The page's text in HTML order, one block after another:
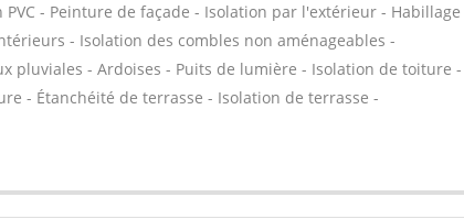
- Peinture de façade - Isolation par l'extérieur - Habillage
- Isolation des combles non aménageables -
pluviales - Ardoises - Puits de lumière - Isolation de toiture -
- Étanchéité de terrasse - Isolation de terrasse -